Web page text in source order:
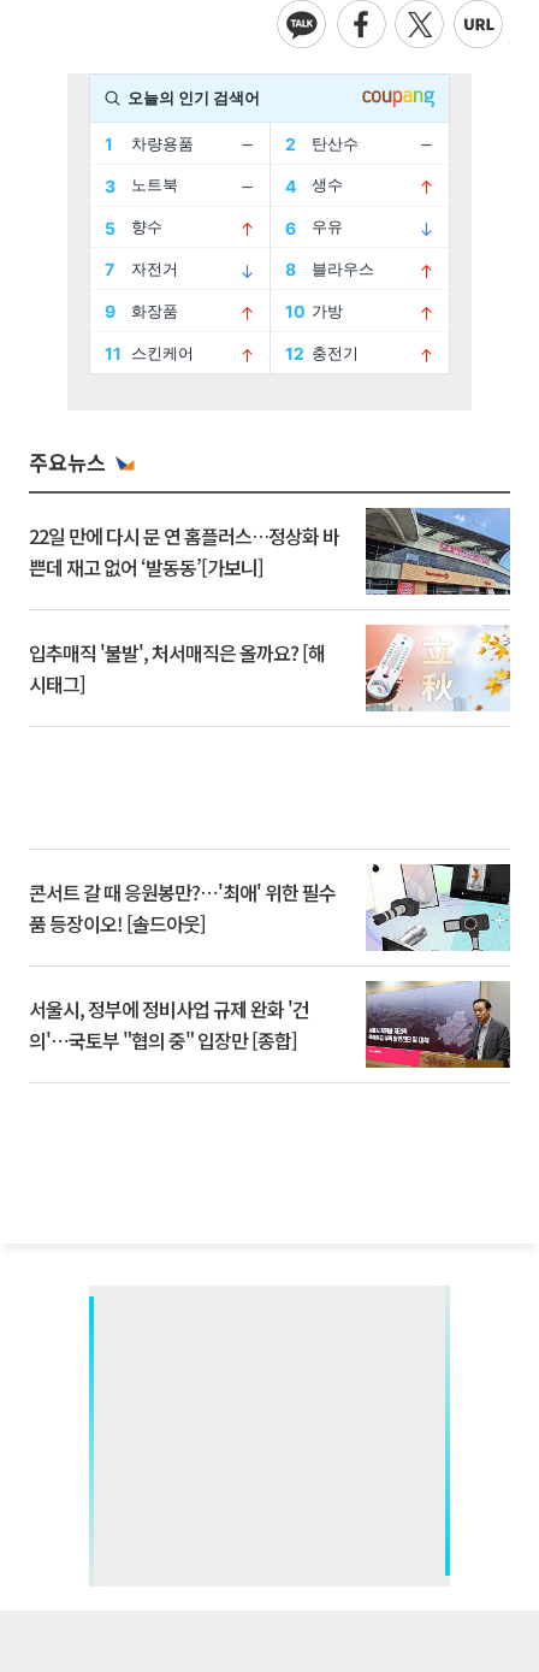
주요뉴스
22일 만에 다시 문 연 홈플러스…정상화 바
쁜데 재고 없어 ‘발동동’[가보니]
입추매직 '불발', 처서매직은 올까요? [해
시태그]
콘서트 갈 때 응원봉만?⋯'최애' 위한 필수
품 등장이오! [솔드아웃]
서울시, 정부에 정비사업 규제 완화 '건
의'⋯국토부 "협의 중" 입장만 [종합]